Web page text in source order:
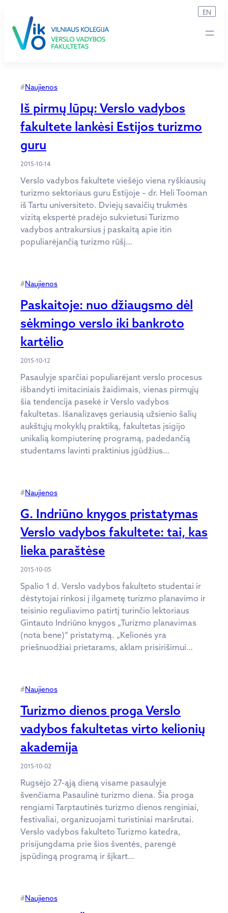
turinio
EN
#Naujienos
Iš pirmų lūpų: Verslo vadybos
fakultete lankėsi Estijos turizmo
guru
2015-10-14
Verslo vadybos fakultete viešėjo viena ryškiausių
turizmo sektoriaus guru Estijoje – dr. Heli Tooman
iš Tartu universiteto. Dviejų savaičių trukmės
vizitą ekspertė pradėjo sukvietusi Turizmo
vadybos antrakursius į paskaitą apie itin
populiarėjančią turizmo rūšį…
#Naujienos
Paskaitoje: nuo džiaugsmo dėl
sėkmingo verslo iki bankroto
kartėlio
2015-10-12
Pasaulyje sparčiai populiarėjant verslo procesus
išbandyti imitaciniais žaidimais, vienas pirmųjų
šia tendencija pasekė ir Verslo vadybos
fakultetas. Išanalizavęs geriausią užsienio šalių
aukštųjų mokyklų praktiką, fakultetas įsigijo
unikalią kompiuterinę programą, padedančią
studentams lavinti praktinius įgūdžius…
#Naujienos
G. Indriūno knygos pristatymas
Verslo vadybos fakultete: tai, kas
lieka paraštėse
2015-10-05
Spalio 1 d. Verslo vadybos fakulteto studentai ir
dėstytojai rinkosi į ilgametę turizmo planavimo ir
teisinio reguliavimo patirtį turinčio lektoriaus
Gintauto Indriūno knygos „Turizmo planavimas
(nota bene)“ pristatymą. „Kelionės yra
priešnuodžiai prietarams, aklam prisirišimui…
#Naujienos
Turizmo dienos proga Verslo
vadybos fakultetas virto kelionių
akademija
2015-10-02
Rugsėjo 27-ąją dieną visame pasaulyje
švenčiama Pasaulinė turizmo diena. Šia proga
rengiami Tarptautinės turizmo dienos renginiai,
festivaliai, organizuojami turistiniai maršrutai.
Verslo vadybos fakulteto Turizmo katedra,
prisijungdama prie šios šventės, parengė
įspūdingą programą ir šįkart…
#Naujienos